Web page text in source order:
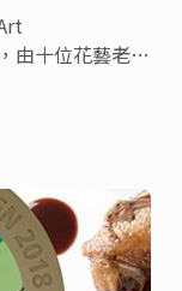
由十位花藝老師